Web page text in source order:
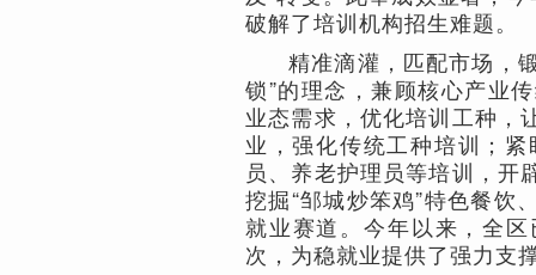
破解了培训机构招生难题。
精准滴灌，匹配市场，
锁”的理念，兼顾核心产业
业态需求，优化培训工种，
业，强化传统工种培训；
员、养老护理员等培训，开
挖掘“邹城炒笨鸡”特色餐饮
就业赛道。今年以来，全
次，为稳就业提供了强力支